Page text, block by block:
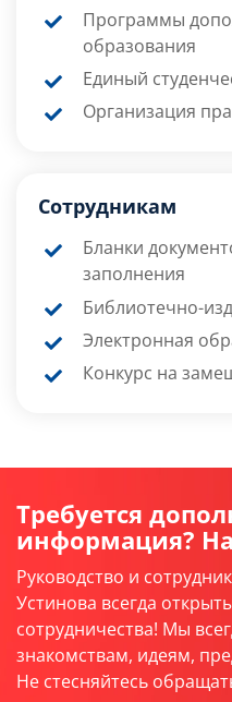
Программы
образования
Единый
Организация
Сотрудникам
Бланки
заполнения
Библиотечно-
Электронная
Конкурс на
Требуется
информация?
Руководство и
Устинова всегда
сотрудничества! Мы
знакомствам, идеям,
Не стесняйтесь